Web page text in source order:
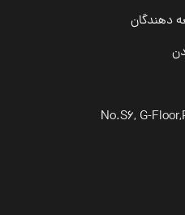
دهندگان
No.S6, G-